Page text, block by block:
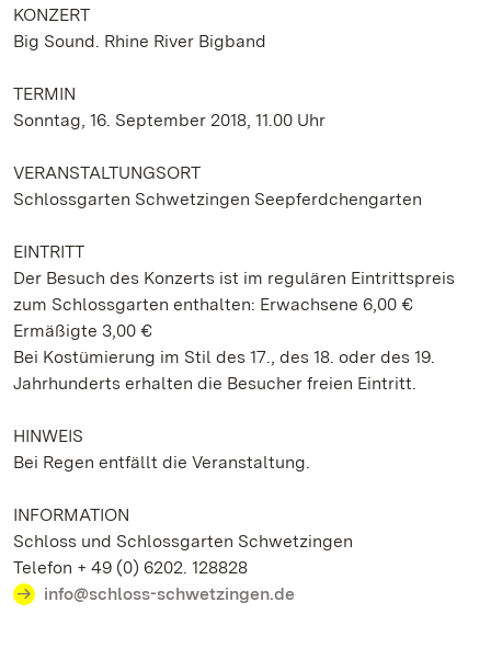
KONZERT
Big Sound. Rhine River Bigband
TERMIN
Sonntag, 16. September 2018, 11.00 Uhr
VERANSTALTUNGSORT
Schlossgarten Schwetzingen Seepferdchengarten
EINTRITT
Der Besuch des Konzerts ist im regulären Eintrittspreis
zum Schlossgarten enthalten: Erwachsene 6,00 €
Ermäßigte 3,00 €
Bei Kostümierung im Stil des 17., des 18. oder des 19.
Jahrhunderts erhalten die Besucher freien Eintritt.
HINWEIS
Bei Regen entfällt die Veranstaltung.
INFORMATION
Schloss und Schlossgarten Schwetzingen
Telefon + 49 (0) 6202. 128828
info@schloss-schwetzingen.de